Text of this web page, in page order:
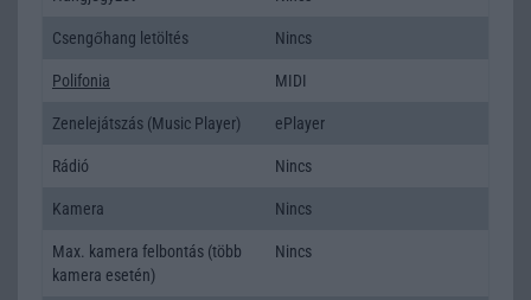
Csengőhang letöltés Nincs
Polifonia MIDI
Zenelejátszás (Music Player) ePlayer
Rádió Nincs
Kamera Nincs
Max. kamera felbontás (több
kamera esetén)
Nincs